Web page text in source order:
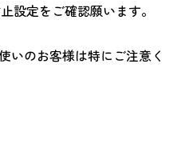
設定をご確認願います。
いのお客様は特にご注意く